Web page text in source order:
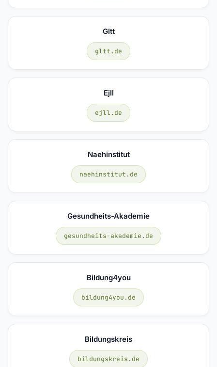
Gltt
gltt.de
Ejll
ejll.de
Naehinstitut
naehinstitut.de
Gesundheits-Akademie
gesundheits-akademie.de
Bildung4you
bildung4you.de
Bildungskreis
bildungskreis.de